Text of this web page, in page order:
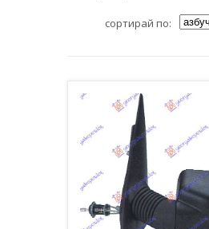
сортирай по: